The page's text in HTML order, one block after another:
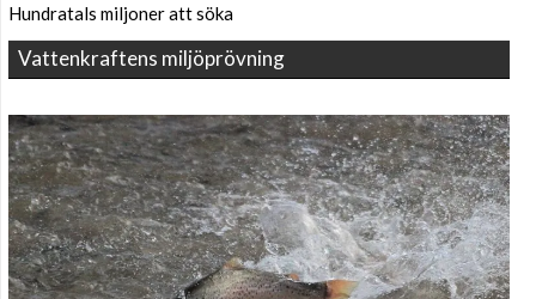
Hundratals miljoner att söka
Vattenkraftens miljöprövning